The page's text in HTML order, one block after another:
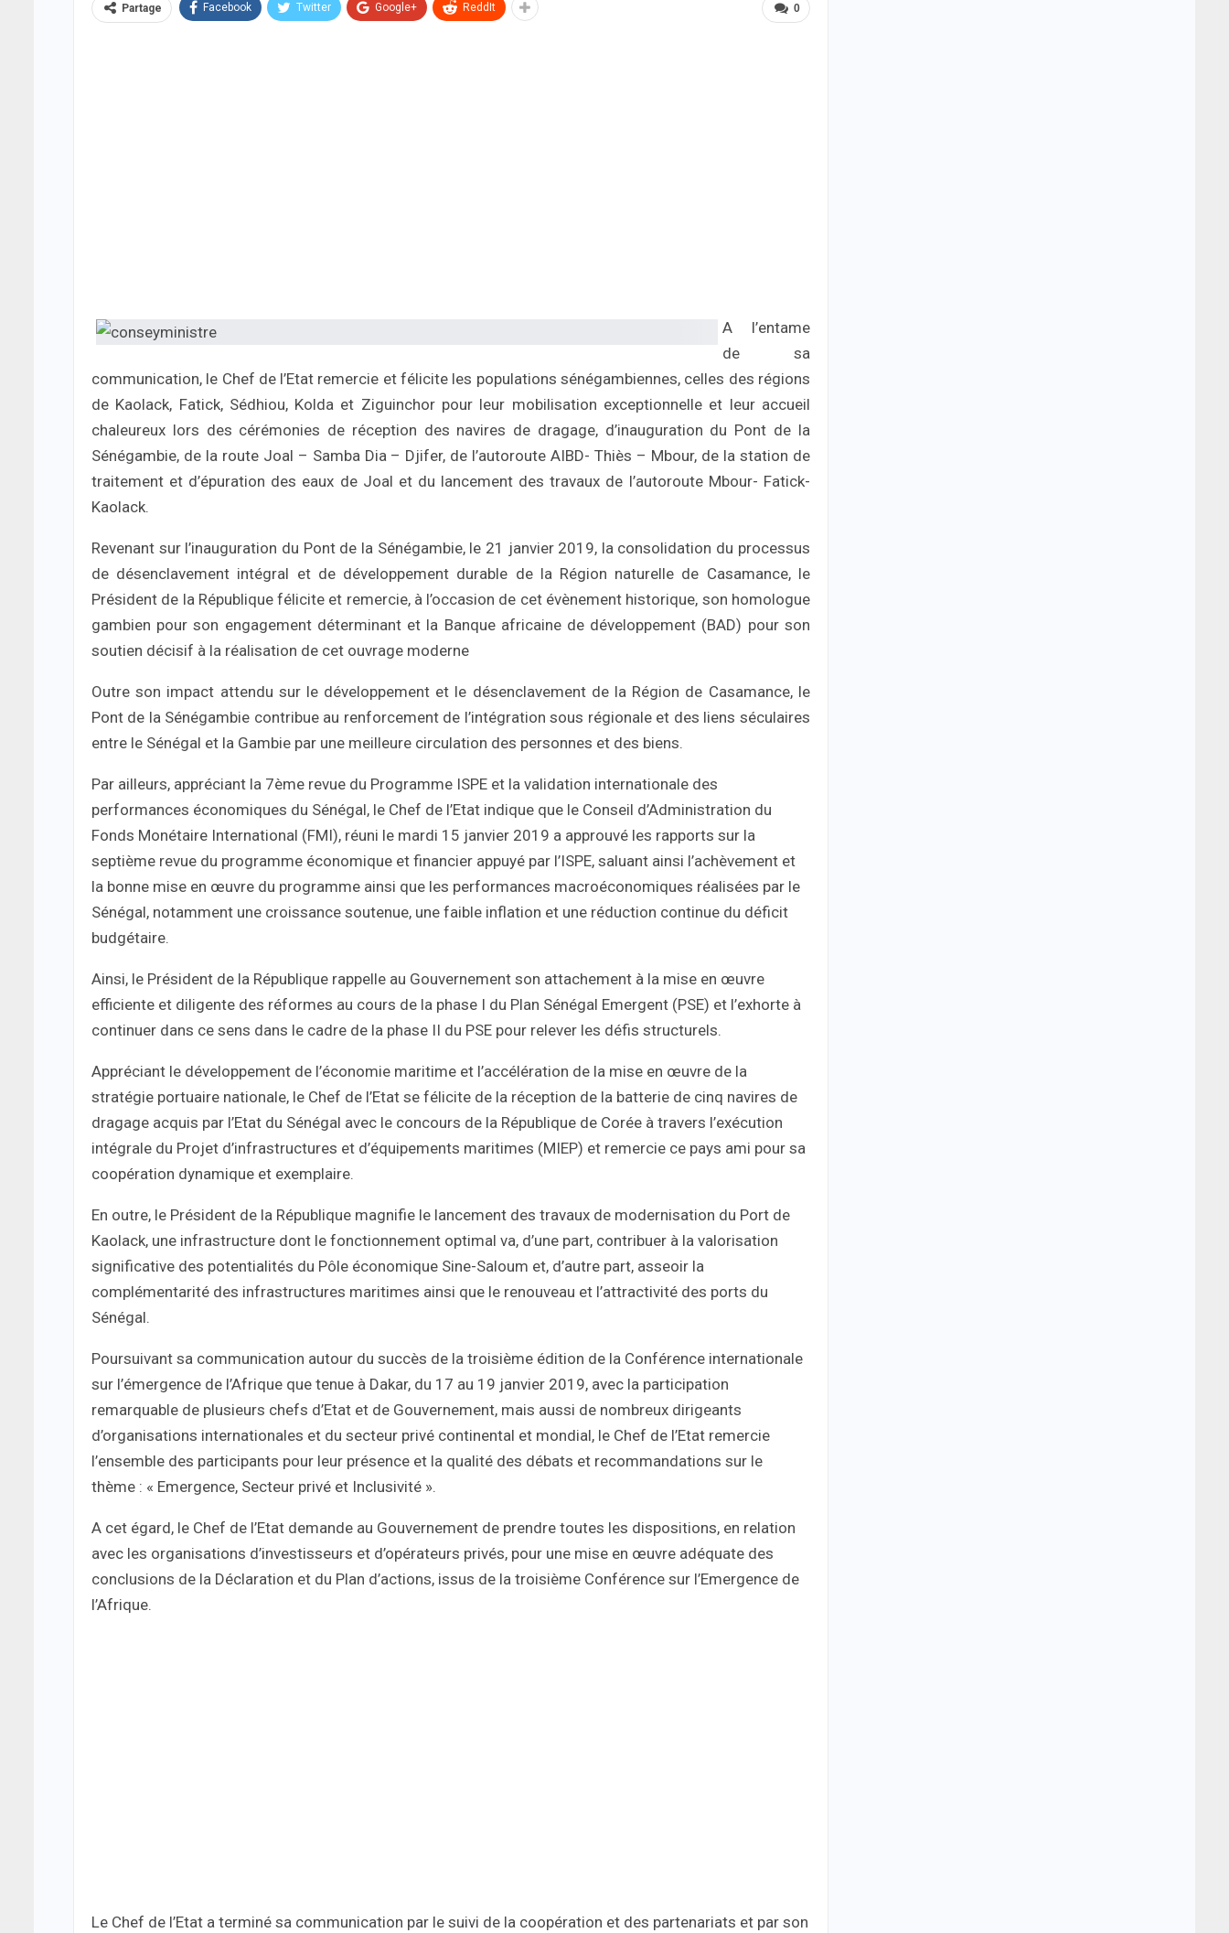
0
Partage Facebook Twitter Google+ ReddIt
A l’entame
de sa
communication, le Chef de l’Etat remercie et félicite les populations sénégambiennes, celles des régions
de Kaolack, Fatick, Sédhiou, Kolda et Ziguinchor pour leur mobilisation exceptionnelle et leur accueil
chaleureux lors des cérémonies de réception des navires de dragage, d’inauguration du Pont de la
Sénégambie, de la route Joal – Samba Dia – Djifer, de l’autoroute AIBD- Thiès – Mbour, de la station de
traitement et d’épuration des eaux de Joal et du lancement des travaux de l’autoroute Mbour- Fatick-
Kaolack.
Revenant sur l’inauguration du Pont de la Sénégambie, le 21 janvier 2019, la consolidation du processus
de désenclavement intégral et de développement durable de la Région naturelle de Casamance, le
Président de la République félicite et remercie, à l’occasion de cet évènement historique, son homologue
gambien pour son engagement déterminant et la Banque africaine de développement (BAD) pour son
soutien décisif à la réalisation de cet ouvrage moderne
Outre son impact attendu sur le développement et le désenclavement de la Région de Casamance, le
Pont de la Sénégambie contribue au renforcement de l’intégration sous régionale et des liens séculaires
entre le Sénégal et la Gambie par une meilleure circulation des personnes et des biens.
Par ailleurs, appréciant la 7ème revue du Programme ISPE et la validation internationale des
performances économiques du Sénégal, le Chef de l’Etat indique que le Conseil d’Administration du
Fonds Monétaire International (FMI), réuni le mardi 15 janvier 2019 a approuvé les rapports sur la
septième revue du programme économique et financier appuyé par l’ISPE, saluant ainsi l’achèvement et
la bonne mise en œuvre du programme ainsi que les performances macroéconomiques réalisées par le
Sénégal, notamment une croissance soutenue, une faible inflation et une réduction continue du déficit
budgétaire.
Ainsi, le Président de la République rappelle au Gouvernement son attachement à la mise en œuvre
efficiente et diligente des réformes au cours de la phase I du Plan Sénégal Emergent (PSE) et l’exhorte à
continuer dans ce sens dans le cadre de la phase II du PSE pour relever les défis structurels.
Appréciant le développement de l’économie maritime et l’accélération de la mise en œuvre de la
stratégie portuaire nationale, le Chef de l’Etat se félicite de la réception de la batterie de cinq navires de
dragage acquis par l’Etat du Sénégal avec le concours de la République de Corée à travers l’exécution
intégrale du Projet d’infrastructures et d’équipements maritimes (MIEP) et remercie ce pays ami pour sa
coopération dynamique et exemplaire.
En outre, le Président de la République magnifie le lancement des travaux de modernisation du Port de
Kaolack, une infrastructure dont le fonctionnement optimal va, d’une part, contribuer à la valorisation
significative des potentialités du Pôle économique Sine-Saloum et, d’autre part, asseoir la
complémentarité des infrastructures maritimes ainsi que le renouveau et l’attractivité des ports du
Sénégal.
Poursuivant sa communication autour du succès de la troisième édition de la Conférence internationale
sur l’émergence de l’Afrique que tenue à Dakar, du 17 au 19 janvier 2019, avec la participation
remarquable de plusieurs chefs d’Etat et de Gouvernement, mais aussi de nombreux dirigeants
d’organisations internationales et du secteur privé continental et mondial, le Chef de l’Etat remercie
l’ensemble des participants pour leur présence et la qualité des débats et recommandations sur le
thème : « Emergence, Secteur privé et Inclusivité ».
A cet égard, le Chef de l’Etat demande au Gouvernement de prendre toutes les dispositions, en relation
avec les organisations d’investisseurs et d’opérateurs privés, pour une mise en œuvre adéquate des
conclusions de la Déclaration et du Plan d’actions, issus de la troisième Conférence sur l’Emergence de
l’Afrique.
Le Chef de l’Etat a terminé sa communication par le suivi de la coopération et des partenariats et par son